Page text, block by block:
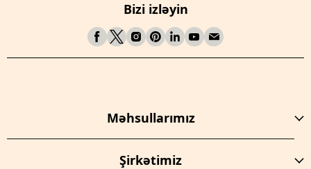
Bizi izləyin
Məhsullarımız
Şirkətimiz